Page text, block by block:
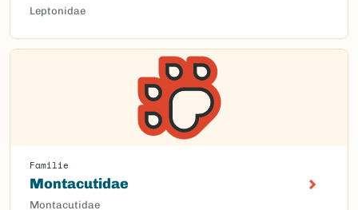
Leptonidae
Familie
Montacutidae
Montacutidae